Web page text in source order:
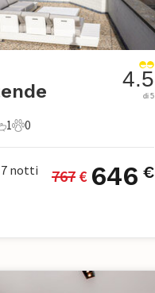
da letto
1
0 Animali domestici
0
4.5
di 5
7 notti 767 € 646 €